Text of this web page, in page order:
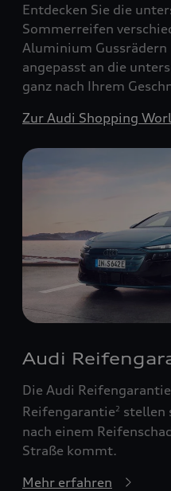
Entdecken Sie die
Sommerreifen
Aluminium Gussrädern
angepasst an die
ganz nach Ihrem
Zur Audi Shopping
Audi
Die Audi Reifengarantie
Reifengarantie2 stellen
nach einem
Straße kommt.
Mehr erfahren